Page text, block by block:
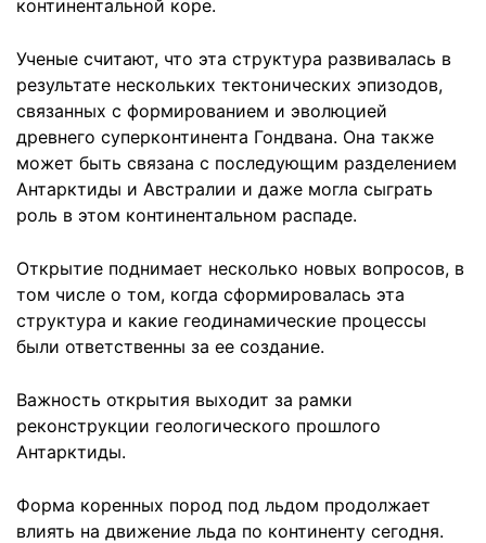
континентальной коре.
Ученые считают, что эта структура развивалась в
результате нескольких тектонических эпизодов,
связанных с формированием и эволюцией
древнего суперконтинента Гондвана. Она также
может быть связана с последующим разделением
Антарктиды и Австралии и даже могла сыграть
роль в этом континентальном распаде.
Открытие поднимает несколько новых вопросов, в
том числе о том, когда сформировалась эта
структура и какие геодинамические процессы
были ответственны за ее создание.
Важность открытия выходит за рамки
реконструкции геологического прошлого
Антарктиды.
Форма коренных пород под льдом продолжает
влиять на движение льда по континенту сегодня.